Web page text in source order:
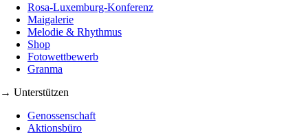
Rosa-Luxemburg-Konferenz
Maigalerie
Melodie & Rhythmus
Shop
Fotowettbewerb
Granma
→ Unterstützen
Genossenschaft
Aktionsbüro